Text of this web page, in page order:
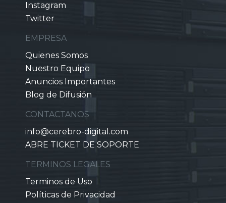
Instagram
Twitter
EMPRESA
Quienes Somos
Nuestro Equipo
Anuncios Importantes
Blog de Difusión
CONTACTANOS
info@cerebro-digital.com
ABRE TICKET DE SOPORTE
TERMINOS LEGALES
Terminos de Uso
Políticas de Privacidad